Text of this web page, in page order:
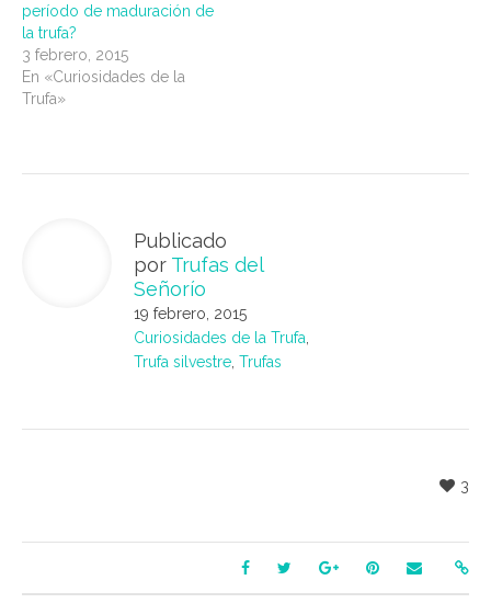
período de maduración de
la trufa?
3 febrero, 2015
En «Curiosidades de la
Trufa»
Publicado
por Trufas del
Señorío
19 febrero, 2015
Curiosidades de la Trufa
Trufa silvestre Trufas
3